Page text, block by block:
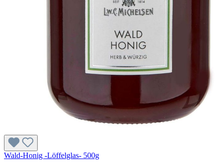
Wald-Honig -Löffelglas- 500g